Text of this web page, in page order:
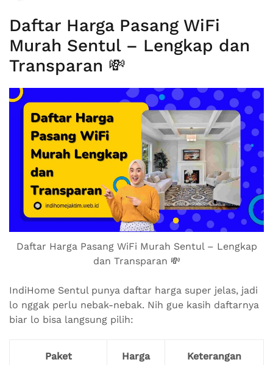
Daftar Harga Pasang WiFi
Murah Sentul – Lengkap dan
Transparan 💸
Daftar Harga Pasang WiFi Murah Sentul – Lengkap
dan Transparan 💸
IndiHome Sentul punya daftar harga super jelas, jadi
lo nggak perlu nebak-nebak. Nih gue kasih daftarnya
biar lo bisa langsung pilih:
Paket Harga Keterangan